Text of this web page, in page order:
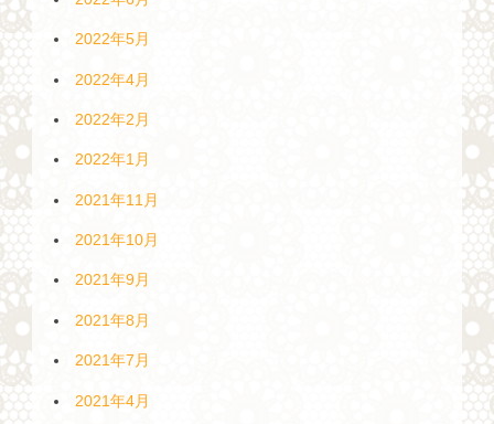
2022年5月
2022年4月
2022年2月
2022年1月
2021年11月
2021年10月
2021年9月
2021年8月
2021年7月
2021年4月